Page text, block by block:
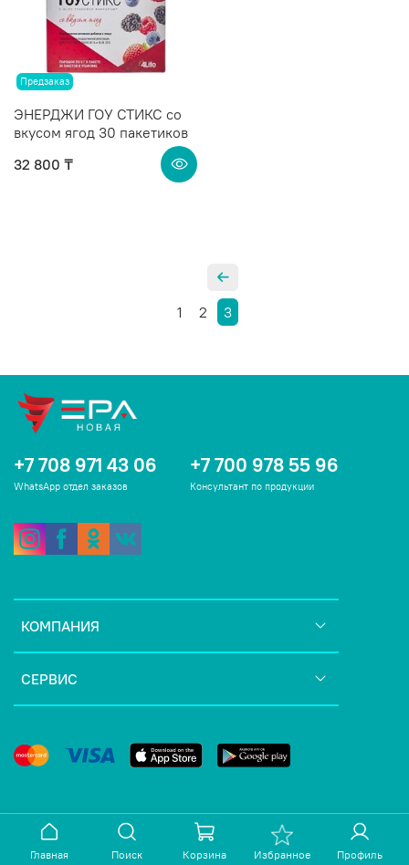
Предзаказ
ЭНЕРДЖИ ГОУ СТИКС со
вкусом ягод 30 пакетиков
32 800 ₸
1 2 3
КОМПАНИЯ
СЕРВИС
+7 708 971 43 06
WhatsApp отдел заказов
+7 700 978 55 96
Консультант по продукции
Главная Поиск Корзина Избранное Профиль